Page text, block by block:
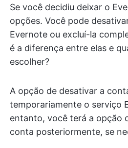
Se você decidiu deixar o
opções. Você pode
Evernote ou excluí-la
é a diferença entre elas e
escolher?
A opção de desativar a
temporariamente o serviço
entanto, você terá a opção
conta posteriormente, se